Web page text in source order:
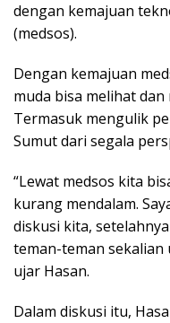
dengan kemajuan
(medsos).
Dengan kemajuan
muda bisa melihat
Termasuk mengulik
Sumut dari segala
“Lewat medsos kita
kurang mendalam.
diskusi kita,
teman-teman sekalian
ujar Hasan.
Dalam diskusi itu,